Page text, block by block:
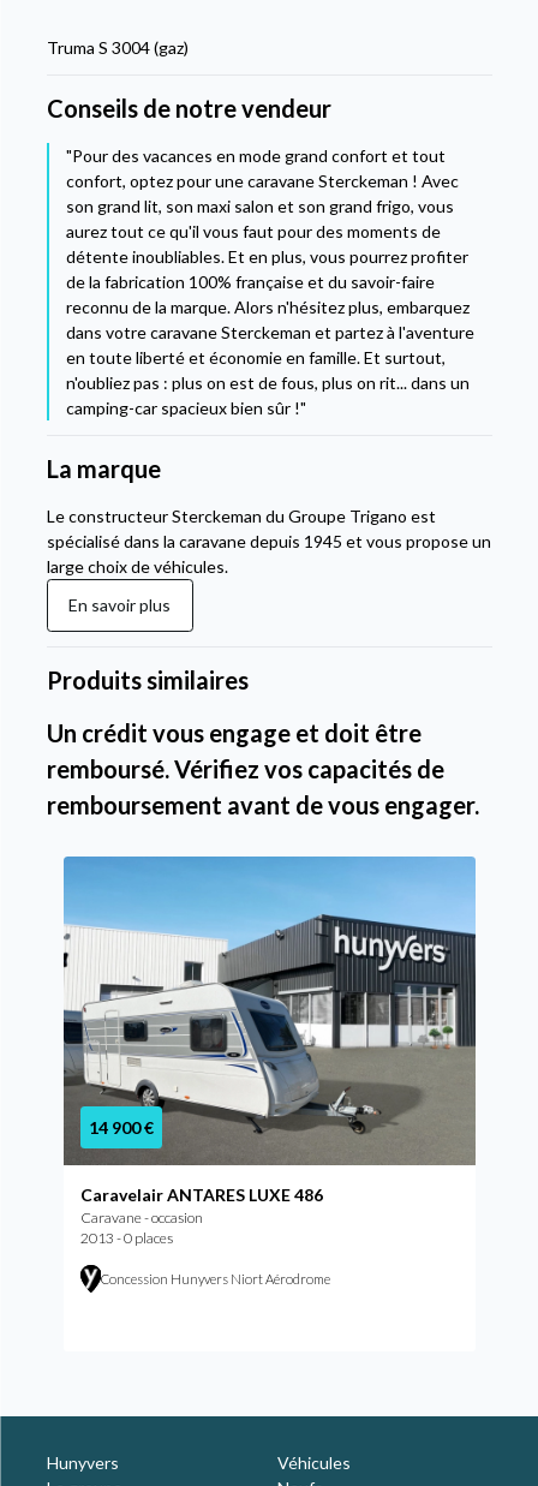
Truma S 3004 (gaz)
Conseils de notre vendeur
"Pour des vacances en mode grand confort et tout
confort, optez pour une caravane Sterckeman ! Avec
son grand lit, son maxi salon et son grand frigo, vous
aurez tout ce qu'il vous faut pour des moments de
détente inoubliables. Et en plus, vous pourrez profiter
de la fabrication 100% française et du savoir-faire
reconnu de la marque. Alors n'hésitez plus, embarquez
dans votre caravane Sterckeman et partez à l'aventure
en toute liberté et économie en famille. Et surtout,
n'oubliez pas : plus on est de fous, plus on rit... dans un
camping-car spacieux bien sûr !"
La marque
Le constructeur Sterckeman du Groupe Trigano est
spécialisé dans la caravane depuis 1945 et vous propose un
large choix de véhicules.
En savoir plus
Produits similaires
Un crédit vous engage et doit être
remboursé. Vérifiez vos capacités de
remboursement avant de vous engager.
14 900 €
Caravelair ANTARES LUXE 486
Caravane - occasion
2013 - 0 places
Concession Hunyvers Niort Aérodrome
Hunyvers
Véhicules